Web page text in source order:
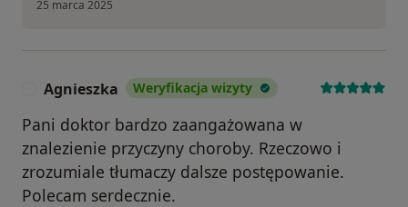
25 marca 2025
Agnieszka Weryfikacja wizyty
Pani doktor bardzo zaangażowana w
znalezienie przyczyny choroby. Rzeczowo i
zrozumiale tłumaczy dalsze postępowanie.
Polecam serdecznie.